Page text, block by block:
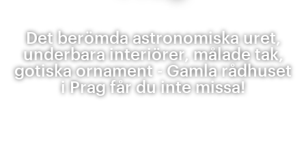
Det berömda astronomiska uret,
underbara interiörer, målade tak,
gotiska ornament - Gamla rådhuset
i Prag får du inte missa!